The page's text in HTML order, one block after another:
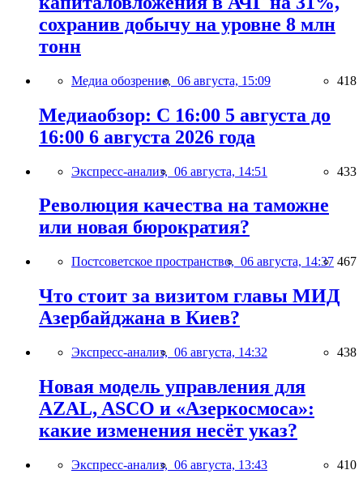
сохранив добычу на уровне 8 млн
тонн
Медиа обозрение, 06 августа, 15:09 418
Медиаобзор: С 16:00 5 августа до
16:00 6 августа 2026 года
Экспресс-анализ, 06 августа, 14:51 433
Революция качества на таможне
или новая бюрократия?
Постсоветское пространство, 06 августа, 14:37 467
Что стоит за визитом главы МИД
Азербайджана в Киев?
Экспресс-анализ, 06 августа, 14:32 438
Новая модель управления для
AZAL, ASCO и «Азеркосмоса»:
какие изменения несёт указ?
Экспресс-анализ, 06 августа, 13:43 410